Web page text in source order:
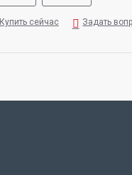
Купить сейчас Задать